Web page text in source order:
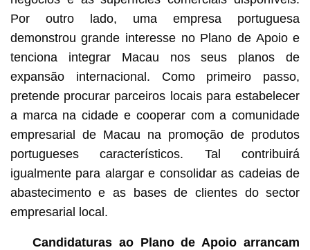
Por outro lado, uma empresa portuguesa
demonstrou grande interesse no Plano de Apoio e
tenciona integrar Macau nos seus planos de
expansão internacional. Como primeiro passo,
pretende procurar parceiros locais para estabelecer
a marca na cidade e cooperar com a comunidade
empresarial de Macau na promoção de produtos
portugueses característicos. Tal contribuirá
igualmente para alargar e consolidar as cadeias de
abastecimento e as bases de clientes do sector
empresarial local.
Candidaturas ao Plano de Apoio arrancam